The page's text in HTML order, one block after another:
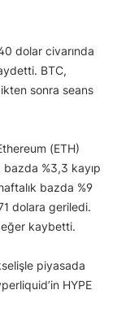
dolar civarında
BTC,
sonra seans
(ETH)
bazda %3,3 kayıp
bazda %9
dolara geriledi.
kaybetti.
piyasada
HYPE